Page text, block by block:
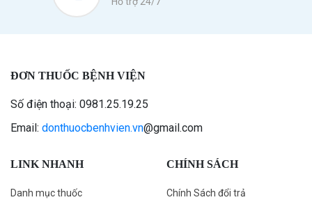
ĐƠN THUỐC BỆNH VIỆN
Số điện thoại: 0981.25.19.25
Email: donthuocbenhvien.vn@gmail.com
LINK NHANH
Danh mục thuốc
CHÍNH SÁCH
Chính Sách đổi trả